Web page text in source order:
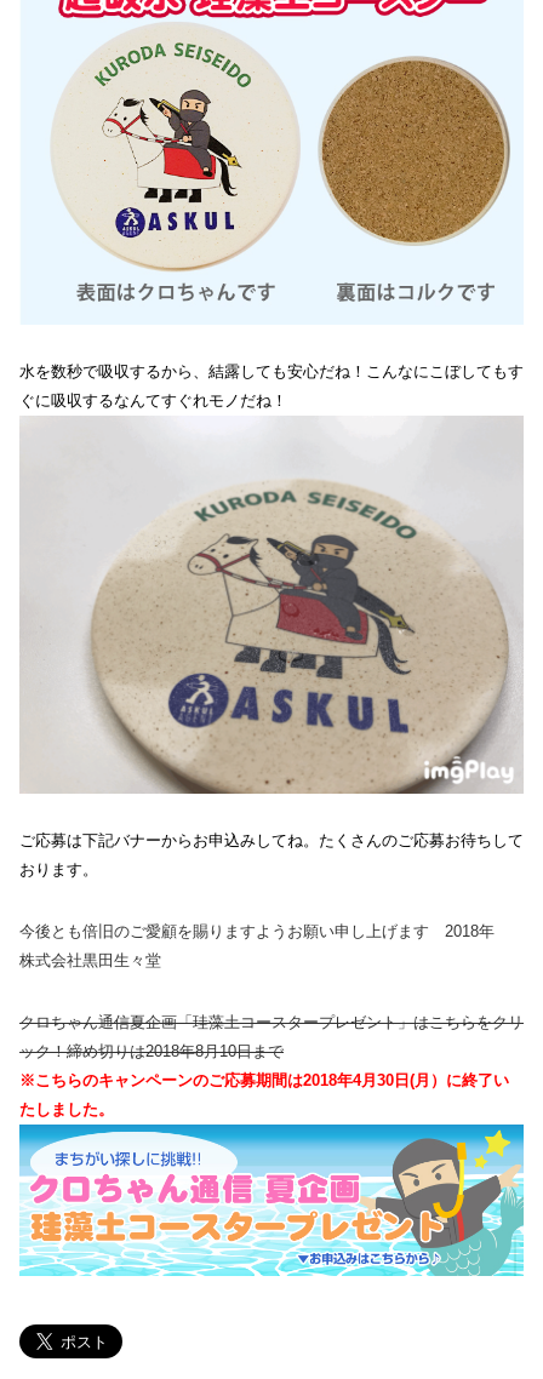
水を数秒で吸収するから、結露しても安心だね！こんなにこぼしてもす
ぐに吸収するなんてすぐれモノだね！
ご応募は下記バナーからお申込みしてね。たくさんのご応募お待ちして
おります。
今後とも倍旧のご愛顧を賜りますようお願い申し上げます 2018年
株式会社黒田生々堂
クロちゃん通信夏企画「珪藻土コースタープレゼント」はこちらをクリ
ック！締め切りは2018年8月10日まで
※こちらのキャンペーンのご応募期間は2018年4月30日(月）に終了い
たしました。